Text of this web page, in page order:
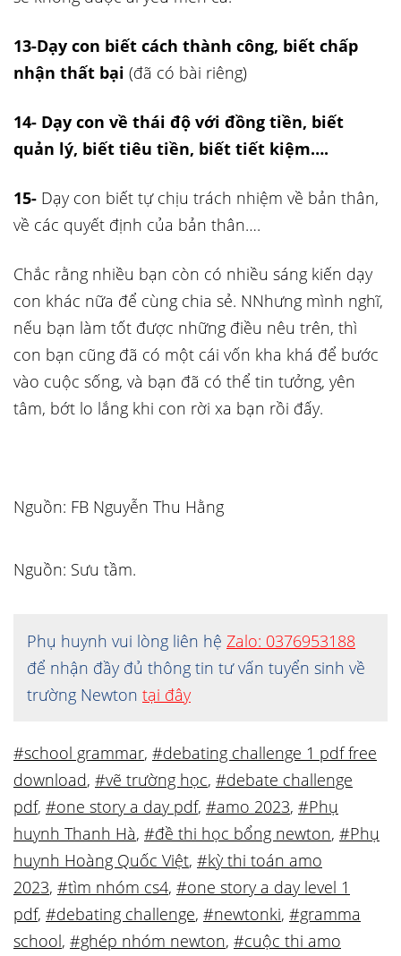
13-Dạy con biết cách thành công, biết chấp
nhận thất bại (đã có bài riêng)
14- Dạy con về thái độ với đồng tiền, biết
quản lý, biết tiêu tiền, biết tiết kiệm….
15- Dạy con biết tự chịu trách nhiệm về bản thân,
về các quyết định của bản thân….
Chắc rằng nhiều bạn còn có nhiều sáng kiến dạy
con khác nữa để cùng chia sẻ. NNhưng mình nghĩ,
nếu bạn làm tốt được những điều nêu trên, thì
con bạn cũng đã có một cái vốn kha khá để bước
vào cuộc sống, và bạn đã có thể tin tưởng, yên
tâm, bớt lo lắng khi con rời xa bạn rồi đấy.
Nguồn: FB Nguyễn Thu Hằng
Nguồn: Sưu tầm.
Phụ huynh vui lòng liên hệ Zalo: 0376953188
để nhận đầy đủ thông tin tư vấn tuyển sinh về
trường Newton tại đây
#school grammar, #debating challenge 1 pdf free
download, #vẽ trường học, #debate challenge
pdf, #one story a day pdf, #amo 2023, #Phụ
huynh Thanh Hà, #đề thi học bổng newton, #Phụ
huynh Hoàng Quốc Việt, #kỳ thi toán amo
2023, #tìm nhóm cs4, #one story a day level 1
pdf, #debating challenge, #newtonki, #gramma
school, #ghép nhóm newton, #cuộc thi amo